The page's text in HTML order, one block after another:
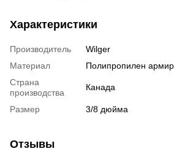
Характеристики
Производитель
Wilger
Материал
Полипропилен
Страна
производства
Канада
Размер 3/8 дюйма
Отзывы